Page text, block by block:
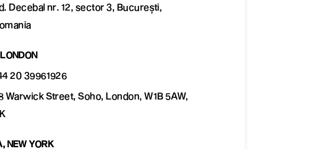
Decebal nr. 12, sector 3, București,
20 39961926
Warwick Street, Soho, London, W1B 5AW,
NEW YORK